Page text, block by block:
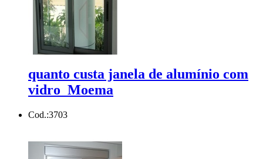
quanto custa janela de alumínio com
vidro Moema
Cod.:3703